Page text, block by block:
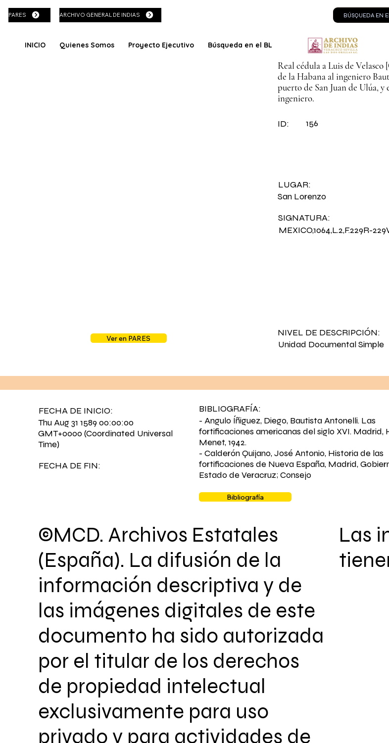
PARES ARCHIVO GENERAL DE INDIAS
INICIO Quienes Somos Proyecto Ejecutivo Búsqueda en el BLOG Contacto
Real cédula a Luis de
de la Habana al ingeniero
puerto de San Juan de Ulúa,
ingeniero.
ID: 156
SIGNATURA:
MEXICO,1064,L.2,F.229R-
LUGAR:
San Lorenzo
NIVEL DE DESCRIPCIÓN:
Unidad Documental Simple
Ver en PARES
FECHA DE FIN:
FECHA DE INICIO:
Thu Aug 31 1589 00:00:00
GMT+0000 (Coordinated Universal
Time)
©MCD. Archivos Estatales
(España). La difusión de la
información descriptiva y de
las imágenes digitales de este
documento ha sido autorizada
por el titular de los derechos
de propiedad intelectual
exclusivamente para uso
privado y para actividades de
BIBLIOGRAFÍA:
- Angulo Íñiguez, Diego, Bautista Antonelli. Las
fortificaciones americanas del siglo XVI. Madrid,
Menet, 1942.
- Calderón Quijano, José Antonio, Historia de las
fortificaciones de Nueva España, Madrid,
Estado de Veracruz; Consejo
Bibliografía
Las